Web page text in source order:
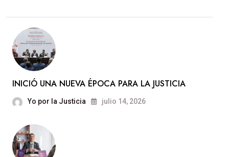
INICIÓ UNA NUEVA ÉPOCA PARA LA JUSTICIA
Yo por la Justicia julio 14, 2026